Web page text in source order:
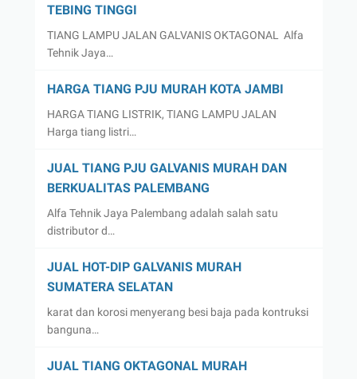
TEBING TINGGI
TIANG LAMPU JALAN GALVANIS OKTAGONAL Alfa
Tehnik Jaya…
HARGA TIANG PJU MURAH KOTA JAMBI
HARGA TIANG LISTRIK, TIANG LAMPU JALAN
Harga tiang listri…
JUAL TIANG PJU GALVANIS MURAH DAN
BERKUALITAS PALEMBANG
Alfa Tehnik Jaya Palembang adalah salah satu
distributor d…
JUAL HOT-DIP GALVANIS MURAH
SUMATERA SELATAN
karat dan korosi menyerang besi baja pada kontruksi
banguna…
JUAL TIANG OKTAGONAL MURAH